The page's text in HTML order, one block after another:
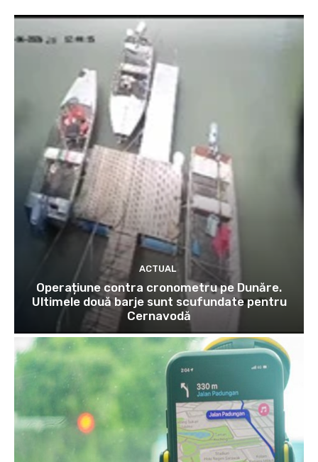
ACTUAL
Operațiune contra cronometru pe Dunăre.
Ultimele două barje sunt scufundate pentru
Cernavodă